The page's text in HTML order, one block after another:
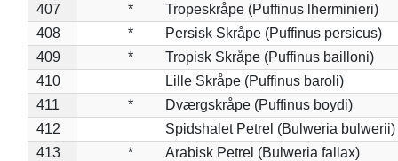
407
*
Tropeskråpe (Puffinus lherminieri)
408
*
Persisk Skråpe (Puffinus persicus)
409
*
Tropisk Skråpe (Puffinus bailloni)
410
Lille Skråpe (Puffinus baroli)
411
*
Dværgskråpe (Puffinus boydi)
412
Spidshalet Petrel (Bulweria bulwerii)
413
*
Arabisk Petrel (Bulweria fallax)